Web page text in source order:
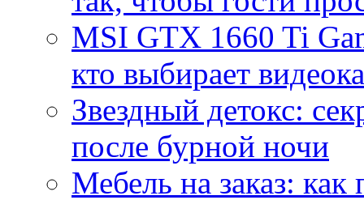
MSI GTX 1660 Ti
кто выбирает
Звездный детокс:
после бурной ночи
Мебель на заказ: